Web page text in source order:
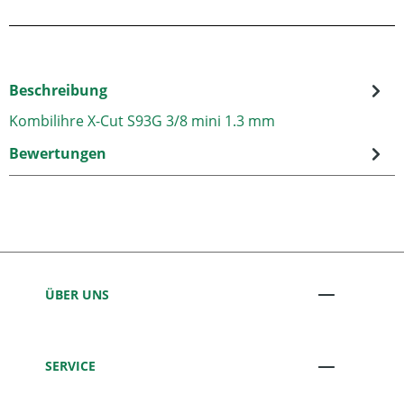
Beschreibung
Kombilihre X-Cut S93G 3/8 mini 1.3 mm
Bewertungen
ÜBER UNS
SERVICE